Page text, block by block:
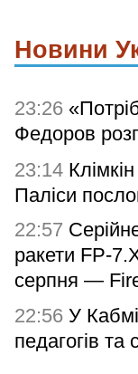
Новини
23:26
Федоров
23:14
Паліси
22:57
ракети FP-
серпня —
22:56 У
педагогів та